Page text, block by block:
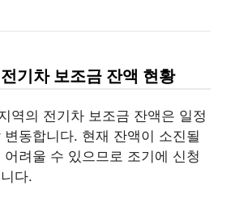
기차 보조금 잔액 현황
역의 전기차 보조금 잔액은 일정
동합니다. 현재 잔액이 소진될
려울 수 있으므로 조기에 신청
다.